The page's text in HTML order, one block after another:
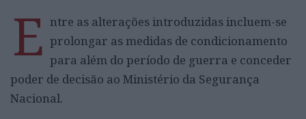
E ntre as alterações introduzidas incluem-se
prolongar as medidas de condicionamento
para além do período de guerra e conceder
poder de decisão ao Ministério da Segurança
Nacional.